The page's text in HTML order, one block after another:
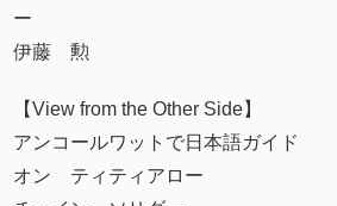
ー
伊藤 勲
【View from the Other Side】
アンコールワットで日本語ガイド
オン ティティアロー